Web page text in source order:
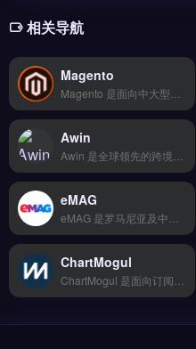
相关导航
Magento
Awin
eMAG
ChartMogul